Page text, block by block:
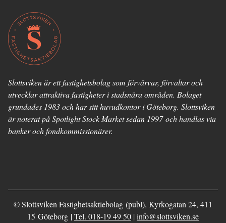
Slottsviken är ett fastighetsbolag som förvärvar, förvaltar och
utvecklar attraktiva fastigheter i stadsnära områden. Bolaget
grundades 1983 och har sitt huvudkontor i Göteborg. Slottsviken
är noterat på Spotlight Stock Market sedan 1997 och handlas via
banker och fondkommissionärer.
© Slottsviken Fastighetsaktiebolag (publ), Kyrkogatan 24, 411
15 Göteborg |Tel. 018-19 49 50 |info@slottsviken.se